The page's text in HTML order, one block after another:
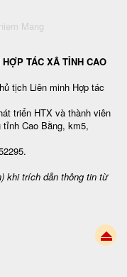
TÁC XÃ TỈNH CAO
tịch Liên minh Hợp tác
triển HTX và thành viên
Cao Bằng, km5,
) khi trích dẫn thông tin từ